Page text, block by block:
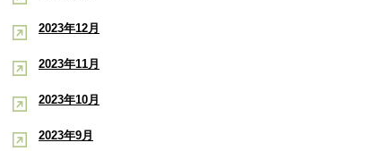
2023年12月
2023年11月
2023年10月
2023年9月